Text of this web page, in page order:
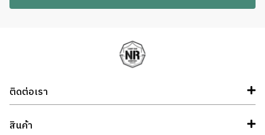
ติดต่อเรา
สินค้า